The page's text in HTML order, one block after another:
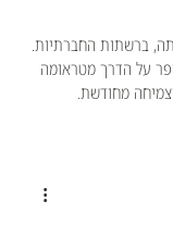
ברשתות החברתיות.
על הדרך מטראומה
מחודשת.